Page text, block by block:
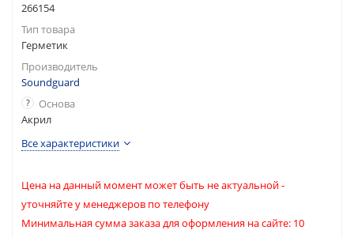
266154
Тип товара
Герметик
Производитель
Soundguard
?
Основа
Акрил
Все характеристики
Цена на данный момент может быть не актуальной -
уточняйте у менеджеров по телефону
Минимальная сумма заказа для оформления на сайте: 10